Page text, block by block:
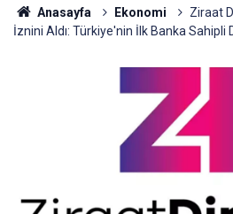
Anasayfa Ekonomi
Ziraat
İznini Aldı: Türkiye'nin İlk Banka Sahipli